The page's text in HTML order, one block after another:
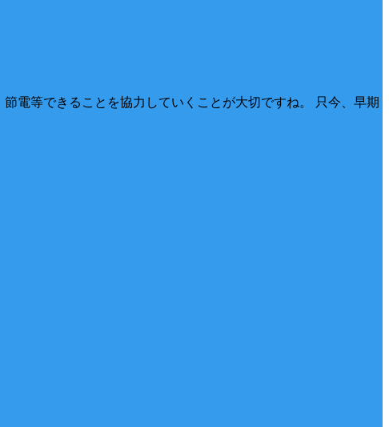
電等できることを協力していくことが大切ですね。 只今、早期